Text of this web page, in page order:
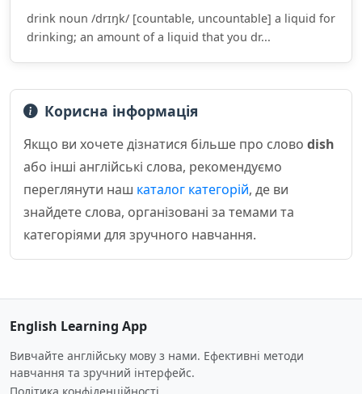
drink noun /drɪŋk/ [countable, uncountable] a liquid for
drinking; an amount of a liquid that you dr...
Корисна інформація
Якщо ви хочете дізнатися більше про слово dish
або інші англійські слова, рекомендуємо
переглянути наш каталог категорій, де ви
знайдете слова, організовані за темами та
категоріями для зручного навчання.
English Learning App
Вивчайте англійську мову з нами. Ефективні методи
навчання та зручний інтерфейс.